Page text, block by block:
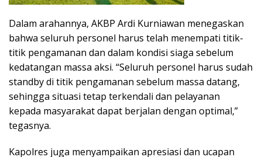
Dalam arahannya, AKBP Ardi Kurniawan menegaskan
bahwa seluruh personel harus telah menempati titik-
titik pengamanan dan dalam kondisi siaga sebelum
kedatangan massa aksi. “Seluruh personel harus sudah
standby di titik pengamanan sebelum massa datang,
sehingga situasi tetap terkendali dan pelayanan
kepada masyarakat dapat berjalan dengan optimal,”
tegasnya.
Kapolres juga menyampaikan apresiasi dan ucapan